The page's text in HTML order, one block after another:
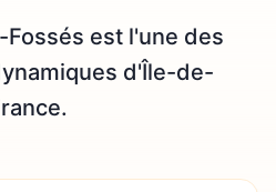
est l'une des
d'Île-de-